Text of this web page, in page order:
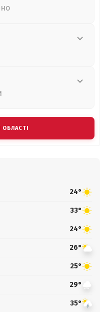
ОБЛАСТІ
24°
33°
24°
26°
25°
29°
35°